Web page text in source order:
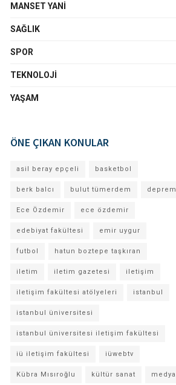
MANSET YANI
SAĞLIK
SPOR
TEKNOLOJI
YAŞAM
ÖNE ÇIKAN KONULAR
asil beray epçeli basketbol
berk balcı bulut tümerdem deprem
Ece Özdemir ece özdemir
edebiyat fakültesi emir uygur
futbol hatun boztepe taşkıran
iletim iletim gazetesi iletişim
iletişim fakültesi atölyeleri istanbul
istanbul üniversitesi
istanbul üniversitesi iletişim fakültesi
iü iletişim fakültesi iüwebtv
Kübra Mısıroğlu kültür sanat medya